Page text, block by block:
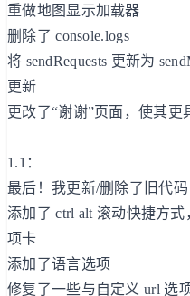
重做地图显示加载器
删除了 console.logs
将 sendRequests 更新为
更新
更改了“谢谢”页面，使其更
1.1：
最后！我更新/删除了旧代码
添加了 ctrl alt 滚动快捷方
项卡
添加了语言选项
修复了一些与自定义 url 选